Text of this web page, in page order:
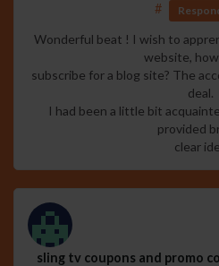
#
Wonderful beat ! I wish to
website,
subscribe for a blog site? The
deal.
I had been a little bit
provided
clear
sling tv coupons and promo